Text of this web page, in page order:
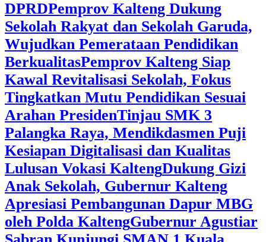
DPRD‎Pemprov Kalteng Dukung
Sekolah Rakyat dan Sekolah Garuda,
Wujudkan Pemerataan Pendidikan
Berkualitas‎Pemprov Kalteng Siap
Kawal Revitalisasi Sekolah, Fokus
Tingkatkan Mutu Pendidikan Sesuai
Arahan Presiden‎Tinjau SMK 3
Palangka Raya, Mendikdasmen Puji
Kesiapan Digitalisasi dan Kualitas
Lulusan Vokasi Kalteng‎Dukung Gizi
Anak Sekolah, Gubernur Kalteng
Apresiasi Pembangunan Dapur MBG
oleh Polda Kalteng‎Gubernur Agustiar